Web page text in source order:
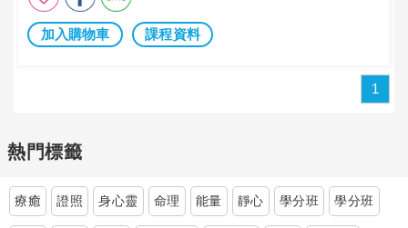
加入購物車 課程資料
1
熱門標籤
療癒 證照 身心靈 命理 能量 靜心 學分班 學分班